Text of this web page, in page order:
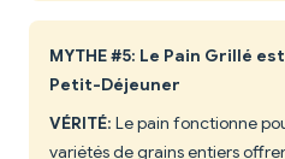
MYTHE #5: Le Pain Grillé
Petit-Déjeuner
VÉRITÉ: Le pain fonctionne
variétés de grains entiers